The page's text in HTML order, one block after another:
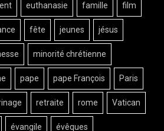
euthanasie famille film
fête jeunes jésus
minorité chrétienne
pape pape François Paris
retraite rome Vatican
évangile évêques